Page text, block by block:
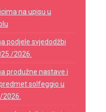
na upisu u
podjele svjedodžbi
2026.
produžne nastave i
solfeggio u